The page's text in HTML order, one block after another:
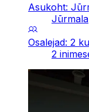
Asukoht:
Jūrmala
Osalejad: 2
2